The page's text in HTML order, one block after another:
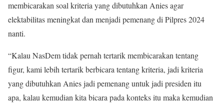
membicarakan soal kriteria yang dibutuhkan Anies agar
elektabilitas meningkat dan menjadi pemenang di Pilpres 2024
nanti.
“Kalau NasDem tidak pernah tertarik membicarakan tentang
figur, kami lebih tertarik berbicara tentang kriteria, jadi kriteria
yang dibutuhkan Anies jadi pemenang untuk jadi presiden itu
apa, kalau kemudian kita bicara pada konteks itu maka kemudian